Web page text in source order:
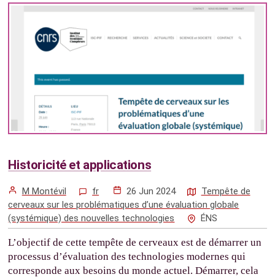
Historicité et applications
M Montévil fr 26 Jun 2024
Tempête de
cerveaux sur les problématiques d’une évaluation globale
(systémique) des nouvelles technologies
ÉNS
L’objectif de cette tempête de cerveaux est de démarrer un
processus d’évaluation des technologies modernes qui
corresponde aux besoins du monde actuel. Démarrer, cela